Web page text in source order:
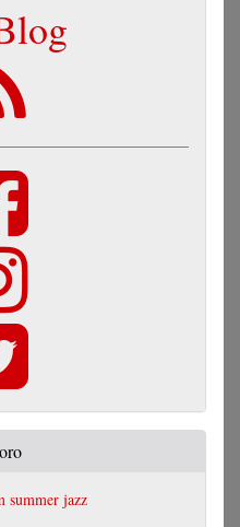
summer jazz